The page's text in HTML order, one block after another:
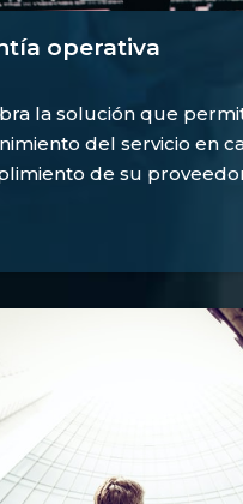
operativa
la solución que
del servicio en
de su